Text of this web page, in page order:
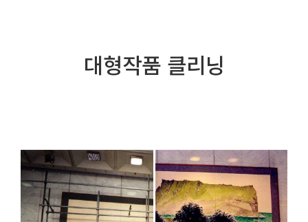
대형작품 클리닝